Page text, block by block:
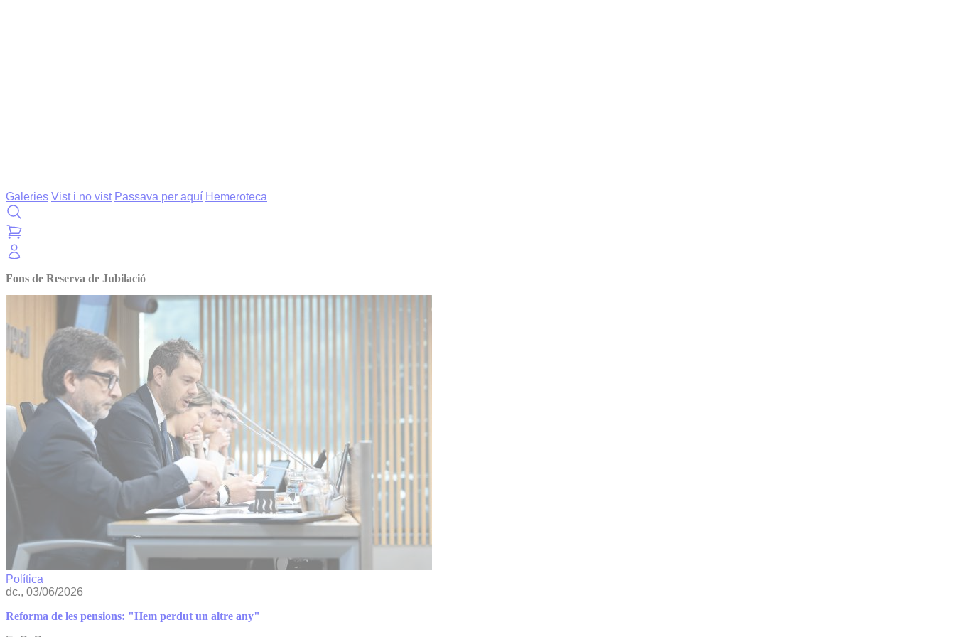
Galeries Vist i no vist Passava per aquí Hemeroteca
Fons de Reserva de Jubilació
Política
dc., 03/06/2026
Reforma de les pensions: "Hem perdut un altre any"